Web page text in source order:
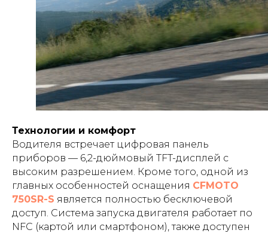
Технологии и комфорт
Водителя встречает цифровая панель
приборов — 6,2-дюймовый TFT-дисплей с
высоким разрешением. Кроме того, одной из
главных особенностей оснащения CFMOTO
750SR-S является полностью бесключевой
доступ. Система запуска двигателя работает по
NFC (картой или смартфоном), также доступен